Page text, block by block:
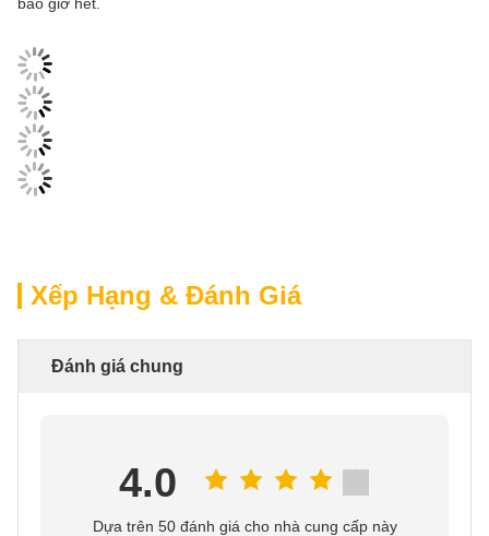
Xếp Hạng & Đánh Giá
Đánh giá chung
4.0
Dựa trên 50 đánh giá cho nhà cung cấp này